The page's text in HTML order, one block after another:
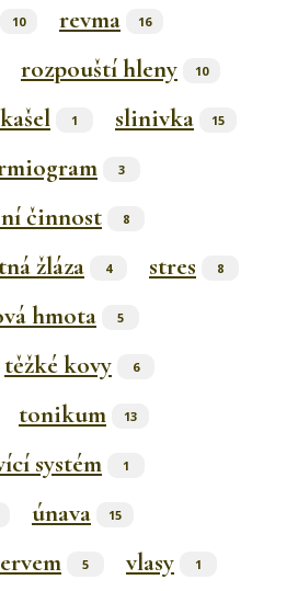
10 revma 16
rozpouští hleny 10
1 slinivka 15
3
činnost 8
žláza 4 stres 8
hmota 5
těžké kovy 6
tonikum 13
systém 1
únava 15
5 vlasy 1